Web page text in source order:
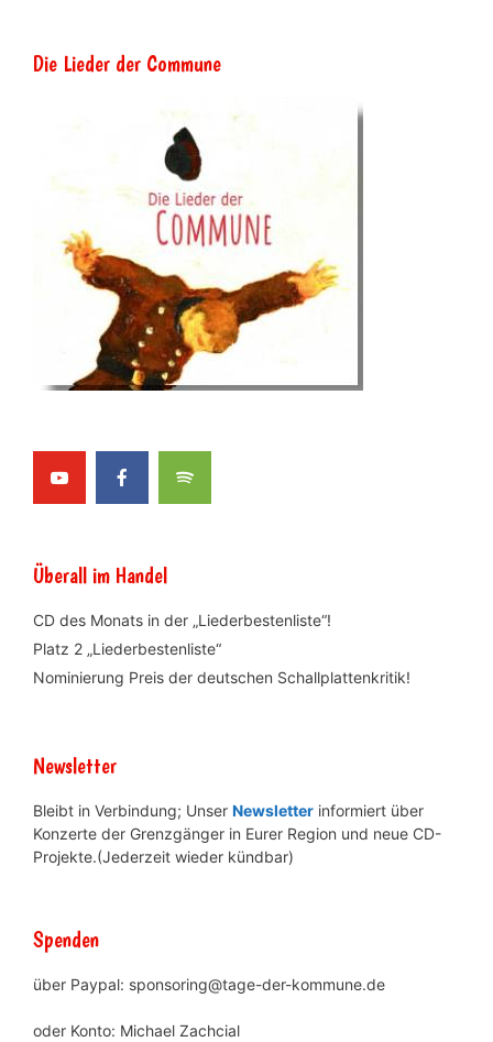
Die Lieder der Commune
Überall im Handel
CD des Monats in der „Liederbestenliste“!
Platz 2 „Liederbestenliste“
Nominierung Preis der deutschen Schallplattenkritik!
Newsletter
Bleibt in Verbindung; Unser Newsletter informiert über
Konzerte der Grenzgänger in Eurer Region und neue CD-
Projekte.(Jederzeit wieder kündbar)
Spenden
über Paypal: sponsoring@tage-der-kommune.de
oder Konto: Michael Zachcial